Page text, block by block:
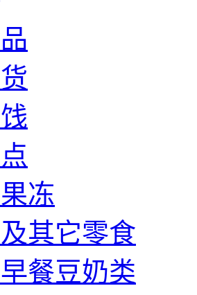
冻
其它零食
餐豆奶类